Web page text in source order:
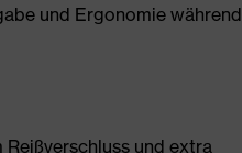
und Ergonomie während
und extra